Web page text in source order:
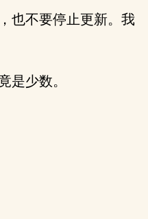
也不要停止更新。我
是少数。